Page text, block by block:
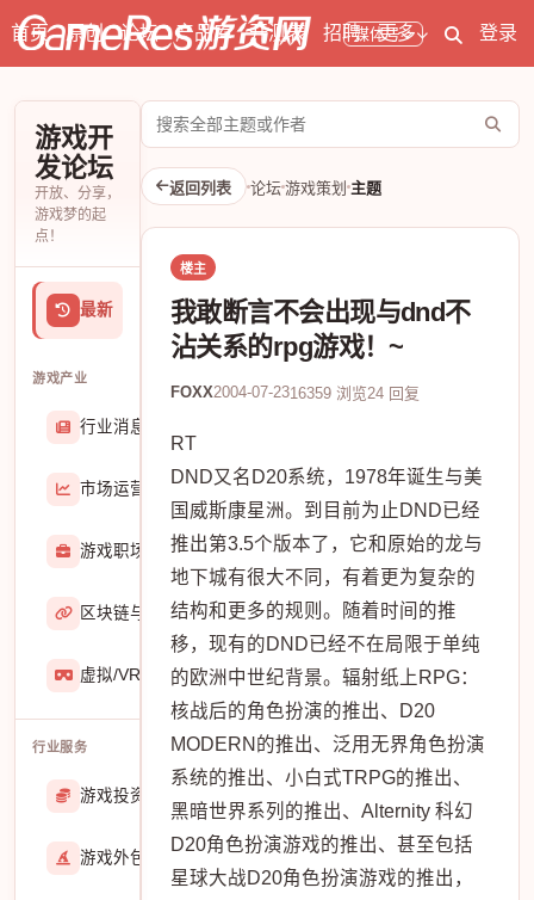
媒体号
首页 原创 论坛 产品库 开测表 招聘 更多 登录
游戏开
发论坛
开放、分享，
游戏梦的起
点！
最新
游戏产业
行业消息
市场运营
游戏职场 2929
区块链与游戏467
虚拟/VR/AR 933
行业服务
游戏投资交易
游戏外包
搜
索
论
坛
返回列表 论坛 游戏策划 主题
楼主
我敢断言不会出现与dnd不
沾关系的rpg游戏！~
FOXX2004-07-2316359 浏览24 回复
RT
DND又名D20系统，1978年诞生与美
国威斯康星洲。到目前为止DND已经
推出第3.5个版本了，它和原始的龙与
地下城有很大不同，有着更为复杂的
结构和更多的规则。随着时间的推
移，现有的DND已经不在局限于单纯
的欧洲中世纪背景。辐射纸上RPG：
核战后的角色扮演的推出、D20
MODERN的推出、泛用无界角色扮演
系统的推出、小白式TRPG的推出、
黑暗世界系列的推出、Alternity 科幻
D20角色扮演游戏的推出、甚至包括
星球大战D20角色扮演游戏的推出，